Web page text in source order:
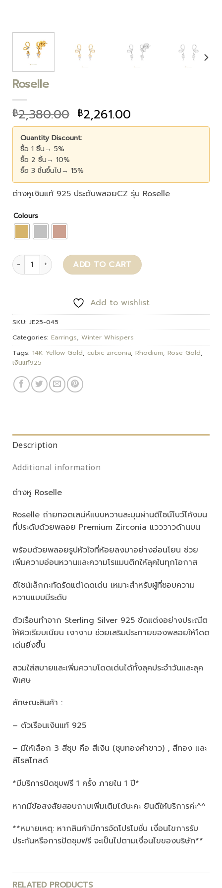
Roselle
฿2,380.00 ฿2,261.00
Quantity Discount:
ซื้อ 1 ชิ้น→ 5%
ซื้อ 2 ชิ้น→ 10%
ซื้อ 3 ชิ้นขึ้นไป→ 15%
ต่างหูเงินแท้ 925 ประดับพลอยCZ รุ่น Roselle
Colours
Roselle quantity ADD TO CART
Add to wishlist
SKU: JE25-045
Categories: Earrings, Winter Whispers
Tags: 14K Yellow Gold, cubic zirconia, Rhodium, Rose Gold,
เงินแท้925
Description
Additional information
ต่างหู Roselle
Roselle ถ่ายทอดเสน่ห์แบบหวานละมุนผ่านดีไซน์โบว์โค้งมน
ที่ประดับด้วยพลอย Premium Zirconia แวววาวด้านบน
พร้อมด้วยพลอยรูปหัวใจที่ห้อยลงมาอย่างอ่อนโยน ช่วย
เพิ่มความอ่อนหวานและความโรแมนติกให้ลุคในทุกโอกาส
ดีไซน์เล็กกะทัดรัดแต่โดดเด่น เหมาะสำหรับผู้ที่ชอบความ
หวานแบบมีระดับ
ตัวเรือนทำจาก Sterling Silver 925 ขัดแต่งอย่างประณีต
ให้ผิวเรียบเนียน เงางาม ช่วยเสริมประกายของพลอยให้โดด
เด่นยิ่งขึ้น
สวมใส่สบายและเพิ่มความโดดเด่นได้ทั้งลุคประจำวันและลุค
พิเศษ
ลักษณะสินค้า :
– ตัวเรือนเงินแท้ 925
– มีให้เลือก 3 สีชุบ คือ สีเงิน (ชุบทองคำขาว) , สีทอง และ
สีโรสโกลด์
*มีบริการปัดชุบฟรี 1 ครั้ง ภายใน 1 ปี*
หากมีข้อสงสัยสอบถามเพิ่มเติมได้นะคะ ยินดีให้บริการค่ะ^^
**หมายเหตุ: หากสินค้ามีการจัดโปรโมชั่น เงื่อนไขการรับ
ประกันหรือการปัดชุบฟรี จะเป็นไปตามเงื่อนไขของบริษัท**
RELATED PRODUCTS